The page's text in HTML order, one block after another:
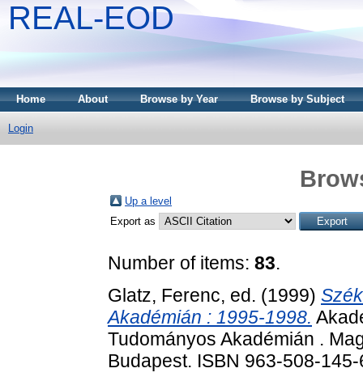
REAL-EOD
Home About Browse by Year Browse by Subject
Login
Up a level
Export as
Number of items: 83.
Glatz, Ferenc, ed. (1999)
Akadémián : 1995-1998.
Tudományos Akadémián .
Budapest. ISBN 963-508-145-